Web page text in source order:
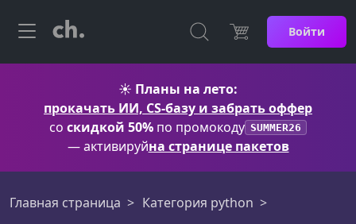
Войти
☀️ Планы на лето:
прокачать ИИ, CS-базу и забрать оффер
со скидкой 50% по промокоду SUMMER26
— активируйна странице пакетов
Главная страница
Категория python